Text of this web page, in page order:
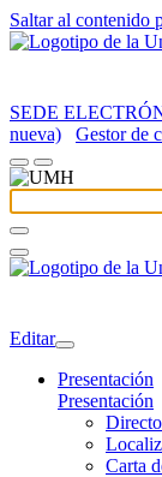
Saltar al contenido
SEDE
nueva)
Gestor de
Editar
Presentación
Presentación
Carta